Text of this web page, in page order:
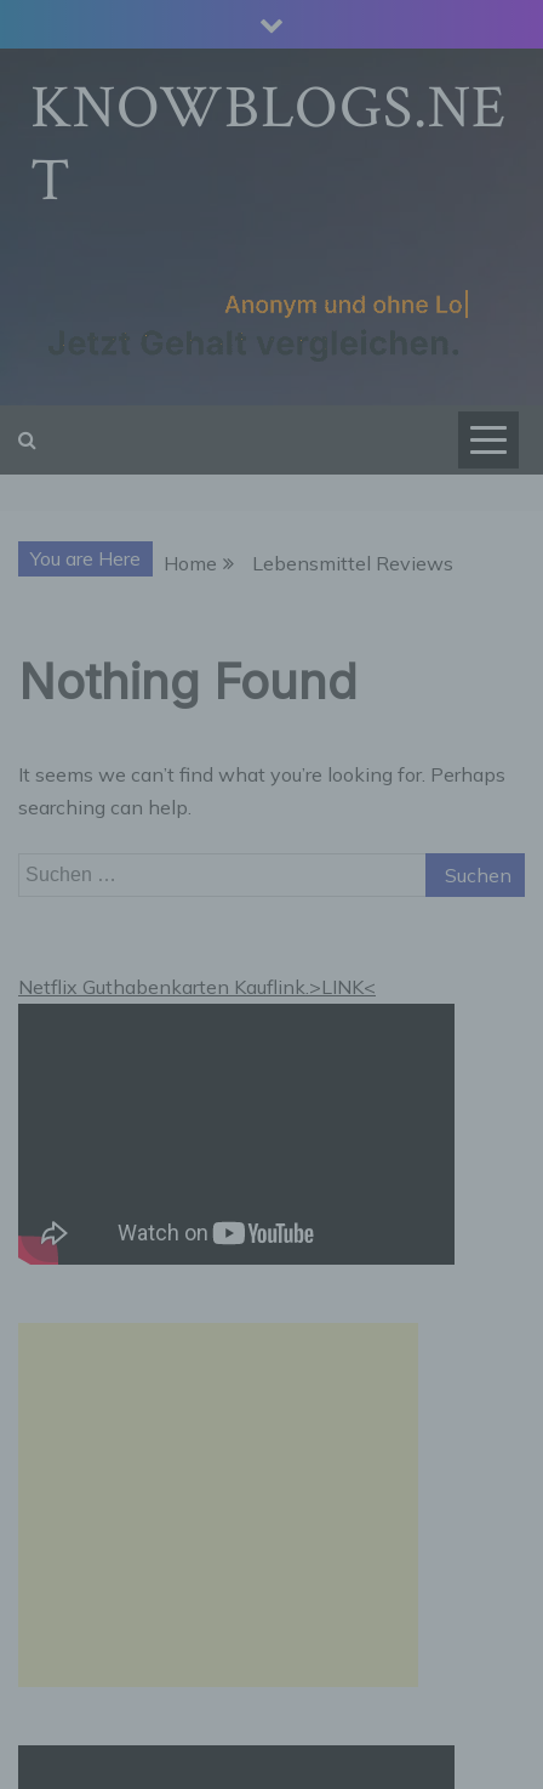
to
contentKNOWBLOGS.NE
T
You are Here Home Lebensmittel Reviews
Nothing Found
It seems we can’t find what you’re looking for. Perhaps
searching can help.
Suchen
Netflix Guthabenkarten Kauflink.>LINK<